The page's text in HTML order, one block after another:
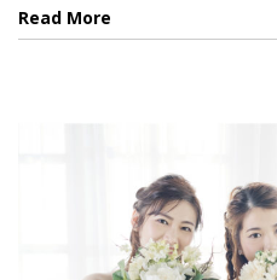
Read More